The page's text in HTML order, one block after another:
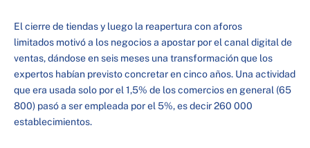
El cierre de tiendas y luego la reapertura con aforos
limitados motivó a los negocios a apostar por el canal digital de
ventas, dándose en seis meses una transformación que los
expertos habían previsto concretar en cinco años. Una actividad
que era usada solo por el 1,5% de los comercios en general (65
800) pasó a ser empleada por el 5%, es decir 260 000
establecimientos.